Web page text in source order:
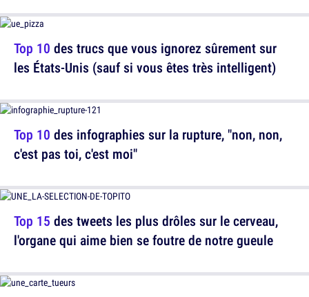
Top 10 des infographies sur la rupture, "non, non,
c'est pas toi, c'est moi"
Top 10 des trucs que vous ignorez sûrement sur
les États-Unis (sauf si vous êtes très intelligent)
Top 15 des tweets les plus drôles sur le cerveau,
l'organe qui aime bien se foutre de notre gueule